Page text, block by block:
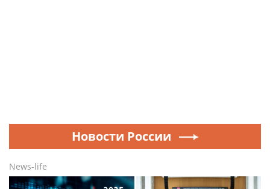
Новости России
News-life